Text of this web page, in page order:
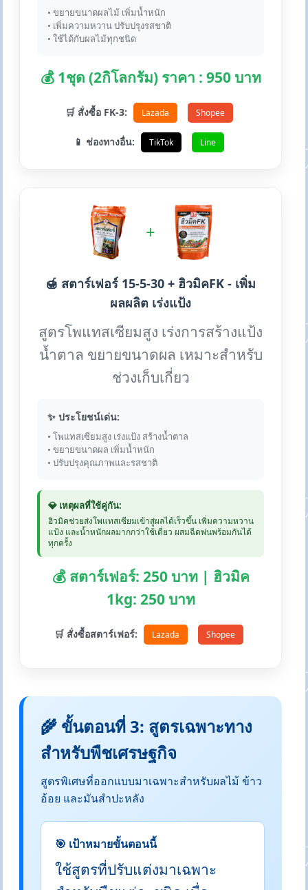
• ขยายขนาดผลไม้ เพิ่มน้ำหนัก
• เพิ่มความหวาน ปรับปรุงรสชาติ
• ใช้ได้กับผลไม้ทุกชนิด
💰 1ชุด (2กิโลกรัม) ราคา : 950 บาท
🛒 สั่งซื้อ FK-3: Lazada Shopee
📱 ช่องทางอื่น: TikTok Line
+
🍯 สตาร์เฟอร์ 15-5-30 + ฮิวมิคFK - เพิ่ม
ผลผลิต เร่งแป้ง
สูตรโพแทสเซียมสูง เร่งการสร้างแป้ง
น้ำตาล ขยายขนาดผล เหมาะสำหรับ
ช่วงเก็บเกี่ยว
✨ ประโยชน์เด่น:
• โพแทสเซียมสูง เร่งแป้ง สร้างน้ำตาล
• ขยายขนาดผล เพิ่มน้ำหนัก
• ปรับปรุงคุณภาพและรสชาติ
💎 เหตุผลที่ใช้คู่กัน:
ฮิวมิคช่วยส่งโพแทสเซียมเข้าสู่ผลได้เร็วขึ้น เพิ่มความหวาน
แป้ง และน้ำหนักผลมากกว่าใช้เดี่ยว ผสมฉีดพ่นพร้อมกันได้
ทุกครั้ง
💰 สตาร์เฟอร์: 250 บาท | ฮิวมิค
1kg: 250 บาท
🛒 สั่งซื้อสตาร์เฟอร์: Lazada Shopee
🌾 ขั้นตอนที่ 3: สูตรเฉพาะทาง
สำหรับพืชเศรษฐกิจ
สูตรพิเศษที่ออกแบบมาเฉพาะสำหรับผลไม้ ข้าว
อ้อย และมันสำปะหลัง
🎯 เป้าหมายขั้นตอนนี้
ใช้สูตรที่ปรับแต่งมาเฉพาะ